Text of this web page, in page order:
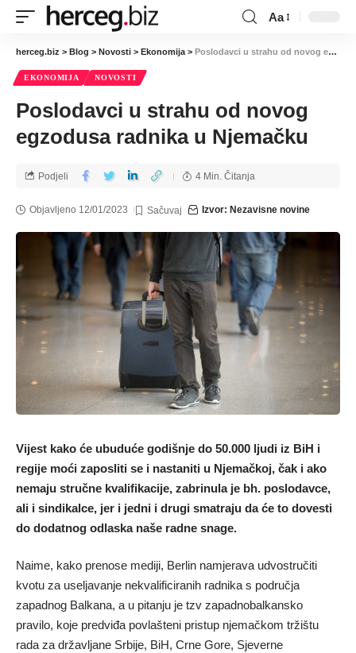
Aa
herceg.biz > Blog > Novosti > Ekonomija > Poslodavci u strahu od novog egzodusa radnika u Njemačku
EKONOMIJA NOVOSTI
Poslodavci u strahu od novog
egzodusa radnika u Njemačku
Objavljeno 12/01/2023 Izvor: Nezavisne novine
Podjeli 4 Min. Čitanja
Vijest kako će ubuduće godišnje do 50.000 ljudi iz BiH i
regije moći zaposliti se i nastaniti u Njemačkoj, čak i ako
nemaju stručne kvalifikacije, zabrinula je bh. poslodavce,
ali i sindikalce, jer i jedni i drugi smatraju da će to dovesti
do dodatnog odlaska naše radne snage.
Naime, kako prenose mediji, Berlin namjerava udvostručiti
kvotu za useljavanje nekvalificiranih radnika s područja
zapadnog Balkana, a u pitanju je tzv zapadnobalkansko
pravilo, koje predviđa povlašteni pristup njemačkom tržištu
rada za državljane Srbije, BiH, Crne Gore, Sjeverne